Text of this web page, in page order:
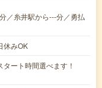
／糸井駅から---分／勇払
みOK
ート時間選べます！